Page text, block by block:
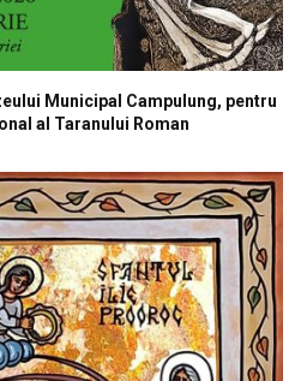
Municipal Campulung, pentru
al Taranului Roman